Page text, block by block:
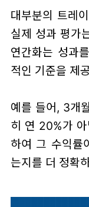
대부분의 트레
실제 성과 평가
연간화는 성과
적인 기준을 제
예를 들어, 3개
히 연 20%가
하여 그 수익률
는지를 더 정확